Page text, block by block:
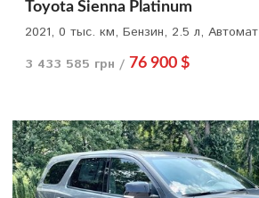
Toyota Sienna Platinum
2021, 0 тыс. км, Бензин, 2.5 л, Автомат
3 433 585 грн / 76 900 $